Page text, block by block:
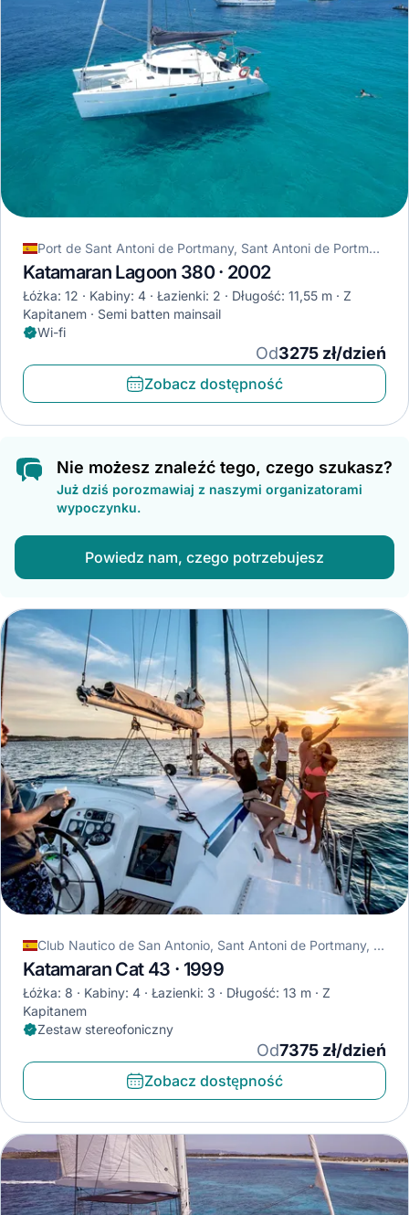
Port de Sant Antoni de Portmany, Sant Antoni de Portmany, Hiszpania
Katamaran Lagoon 380 · 2002
Łóżka: 12 Kabiny: 4 Łazienki: 2 Długość: 11,55 m
Z
Kapitanem
Semi batten mainsail
Wi-fi
Od3275 zł/dzień
Zobacz dostępność
Nie możesz znaleźć tego, czego szukasz?
Już dziś porozmawiaj z naszymi organizatorami
wypoczynku.
Powiedz nam, czego potrzebujesz
Club Nautico de San Antonio, Sant Antoni de Portmany, Hiszpania
Katamaran Cat 43 · 1999
Łóżka: 8 Kabiny: 4 Łazienki: 3 Długość: 13 m
Z
Kapitanem
Zestaw stereofoniczny
Od7375 zł/dzień
Zobacz dostępność